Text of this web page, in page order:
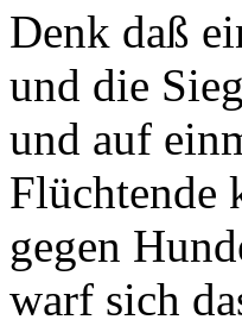
Denk daß
und die
und auf
Flüchtende
gegen
warf sich